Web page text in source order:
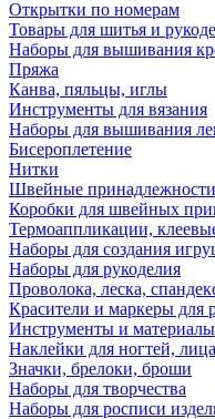
Открытки по номерам
Товары для шитья и
Наборы для вышивания
Пряжа
Канва, пяльцы, иглы
Инструменты для вязания
Наборы для вышивания
Бисероплетение
Нитки
Швейные принадлежности
Коробки для швейных
Термоаппликации,
Наборы для создания
Наборы для рукоделия
Проволока, леска,
Красители и маркеры для
Инструменты и материалы
Наклейки для ногтей,
Значки, брелоки, броши
Наборы для творчества
Наборы для росписи